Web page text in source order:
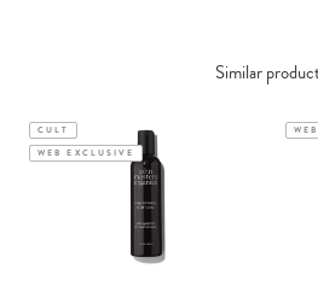
Similar
CULT
WEB EXCLUSIVE